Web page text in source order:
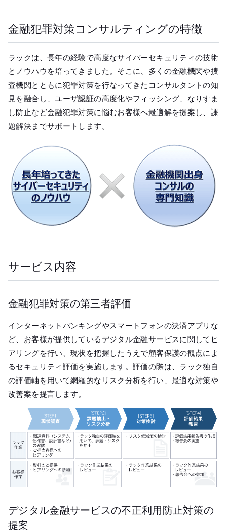
金融犯罪対策コンサルティングの特徴
ラックは、長年の経験で高度なサイバーセキュリティの技術
とノウハウを培ってきました。そこに、多くの金融機関や捜
査機関とともに犯罪対策を行なってきたコンサルタントの知
見を融合し、ユーザ認証の高度化やフィッシング、なりすま
し防止など金融犯罪対策に悩むお客様へ最適解を提案し、課
題解決までサポートします。
サービス内容
金融犯罪対策の第三者評価
インターネットバンキングやスマートフォンの決済アプリな
ど、お客様が提供しているデジタル金融サービスに関してヒ
アリングを行い、現状を把握したうえで顧客保護の観点によ
るセキュリティ評価を実施します。評価の際は、ラック独自
の評価軸を用いて網羅的なリスク分析を行い、最適な対策や
改善案を提言します。
デジタル金融サービスの不正利用防止対策の
提案